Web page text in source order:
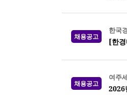
채용공고
한국
[한
채용공고
여주
2026